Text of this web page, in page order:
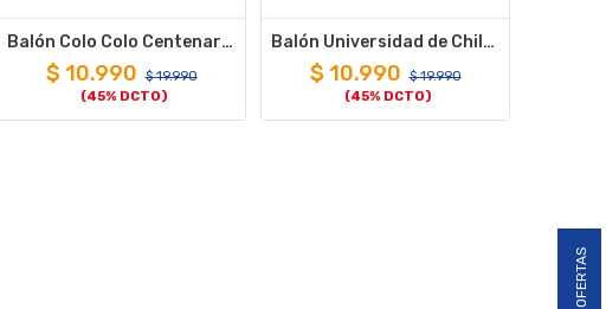
OFERTAS
Balón Colo Colo Centenar100 Glorioso
$ 10.990 $19.990
(45% DCTO)
Balón Universidad de Chile Azul
$ 10.990 $19.990
(45% DCTO)